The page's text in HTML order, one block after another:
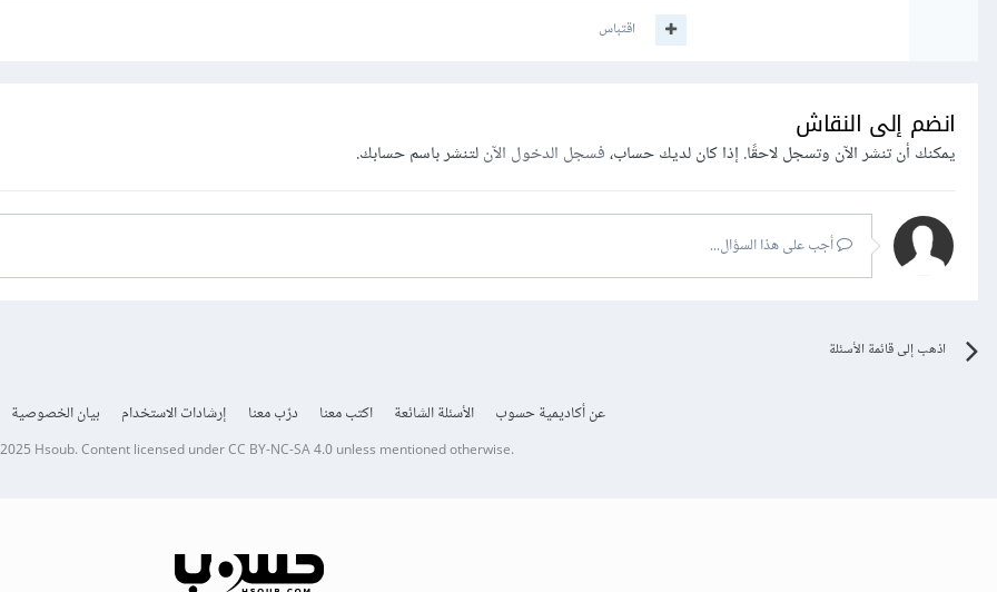
اقتباس
انضم إلى النقاش
يمكنك أن تنشر الآن وتسجل لاحقًا. إذا كان لديك حساب،فسجل الدخول الآنلتنشر باسم حسابك.
أجب على هذا السؤال...
اذهب إلى قائمة الأسئلة
عن أكاديمية حسوب الأسئلة الشائعة اكتب معنا درّب معنا إرشادات الاستخدام بيان الخصوصية
Hsoub.Content licensed underCC BY-NC-SA 4.0unless mentioned otherwise.